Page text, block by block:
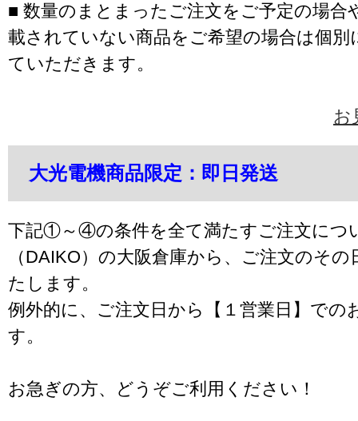
■ 数量のまとまったご注文をご予定の場合
載されていない商品をご希望の場合は個別
ていただきます。
お
大光電機商品限定：即日発送
下記①～④の条件を全て満たすご注文につ
（DAIKO）の大阪倉庫から、ご注文のそ
たします。
例外的に、ご注文日から【１営業日】での
す。
お急ぎの方、どうぞご利用ください！